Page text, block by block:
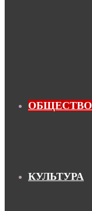
ОБЩЕСТВО
КУЛЬТУРА